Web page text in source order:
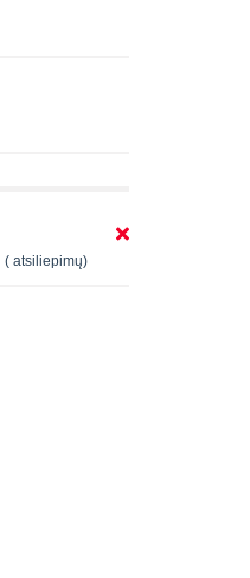
( atsiliepimų)